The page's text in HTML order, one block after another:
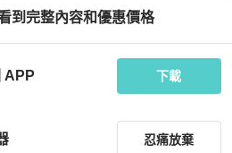
到完整內容和優惠價格
APP 下載
忍痛放棄